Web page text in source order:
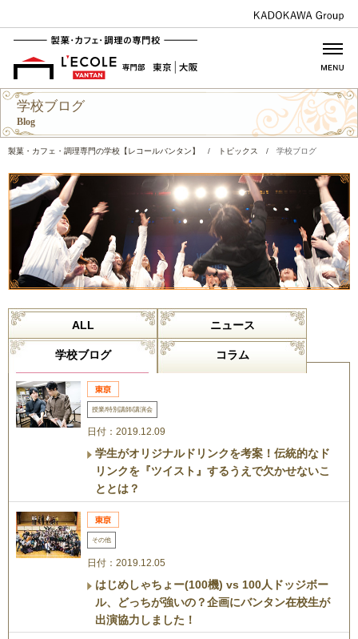
学校ブログ
Blog
製菓・カフェ・調理専門の学校【レコールバンタン】 / トピックス / 学校ブログ
ALL ニュース
学校ブログ コラム
授業/特別講師/講演会
日付：2019.12.09
学生がオリジナルドリンクを考案！伝統的なド
リンクを『ツイスト』するうえで欠かせないこ
ととは？
その他
日付：2019.12.05
はじめしゃちょー(100機) vs 100人ドッジボー
ル、どっちが強いの？企画にバンタン在校生が
出演協力しました！